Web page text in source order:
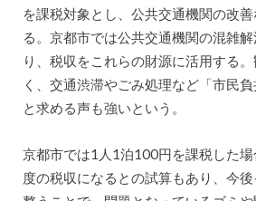
を課税対象とし、公共交通機関の改
る。京都市では公共交通機関の混雑
り、税収をこれらの財源に活用する
く、交通渋滞やごみ処理など「市民負
と求める声も強いという。
京都市では1人1泊100円を課税した
度の税収になるとの試算もあり、今